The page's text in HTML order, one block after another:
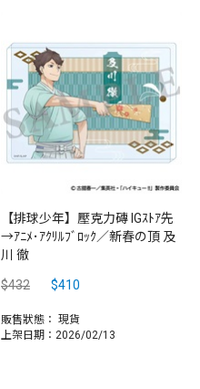
【排球少年】壓克力磚 IGｽﾄｱ先
→ｱﾆﾒ･ｱｸﾘﾙﾌﾞﾛｯｸ／新春の頂 及
川 徹
$432 $410
販售狀態： 現貨
上架日期：2026/02/13